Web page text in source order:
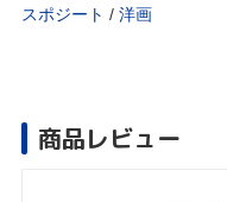
スポジート / 洋画
商品レビュー